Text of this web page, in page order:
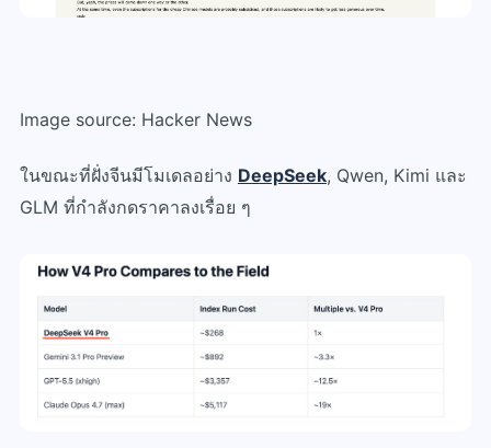
Image source: Hacker News
ในขณะที่ฝั่งจีนมีโมเดลอย่าง DeepSeek, Qwen, Kimi และ
GLM ที่กำลังกดราคาลงเรื่อย ๆ